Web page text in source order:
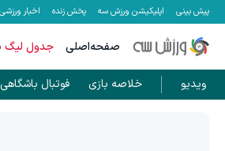
پیش بینی اپلیکیشن ورزش سه پخش زنده اخبار ورزشی
صفحه‌اصلی جدول لیگ
ویدیو خلاصه بازی فوتبال باشگاهی